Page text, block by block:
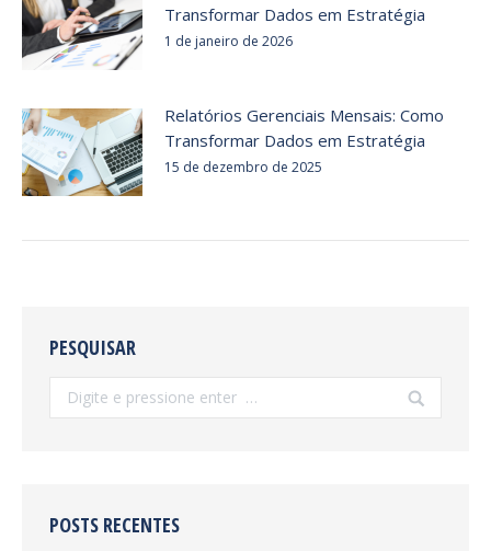
Transformar Dados em Estratégia
1 de janeiro de 2026
Relatórios Gerenciais Mensais: Como
Transformar Dados em Estratégia
15 de dezembro de 2025
PESQUISAR
Search:
POSTS RECENTES